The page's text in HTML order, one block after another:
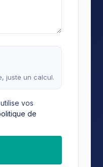
juste un calcul.
vos
de